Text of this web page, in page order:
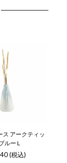
ス アークティッ
ルー L
(税込)